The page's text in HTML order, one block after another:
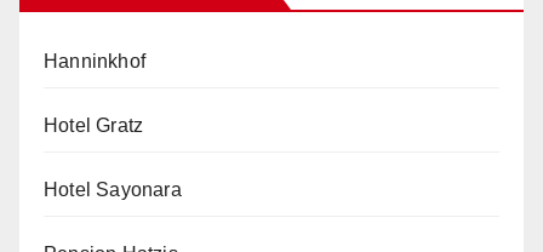
Hanninkhof
Hotel Gratz
Hotel Sayonara